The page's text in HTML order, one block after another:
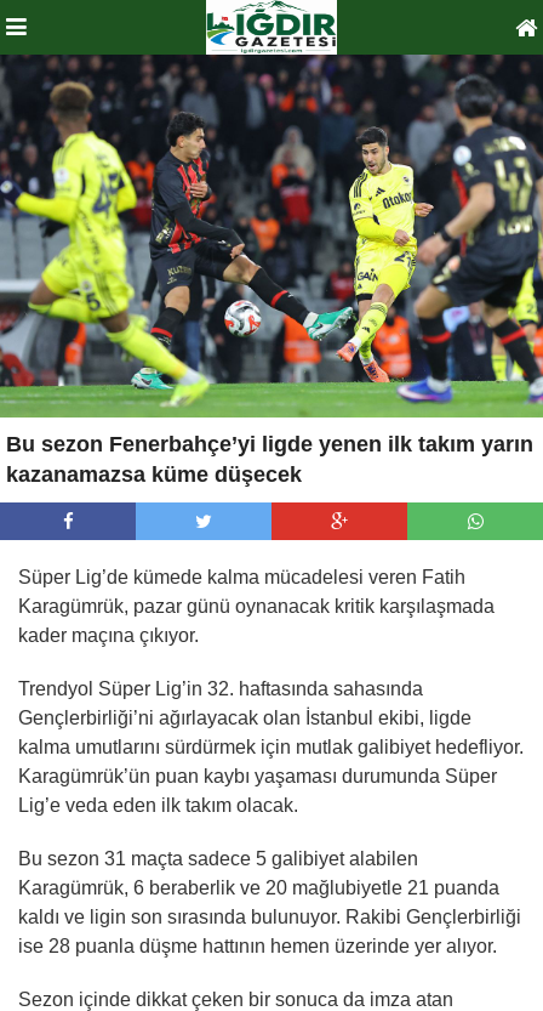
Bu sezon Fenerbahçe’yi ligde yenen ilk takım yarın
kazanamazsa küme düşecek
Süper Lig’de kümede kalma mücadelesi veren Fatih
Karagümrük, pazar günü oynanacak kritik karşılaşmada
kader maçına çıkıyor.
Trendyol Süper Lig’in 32. haftasında sahasında
Gençlerbirliği’ni ağırlayacak olan İstanbul ekibi, ligde
kalma umutlarını sürdürmek için mutlak galibiyet hedefliyor.
Karagümrük’ün puan kaybı yaşaması durumunda Süper
Lig’e veda eden ilk takım olacak.
Bu sezon 31 maçta sadece 5 galibiyet alabilen
Karagümrük, 6 beraberlik ve 20 mağlubiyetle 21 puanda
kaldı ve ligin son sırasında bulunuyor. Rakibi Gençlerbirliği
ise 28 puanla düşme hattının hemen üzerinde yer alıyor.
Sezon içinde dikkat çeken bir sonuca da imza atan